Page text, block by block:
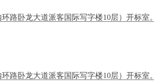
路卧龙大道派客国际写字楼10层）开标室。
路卧龙大道派客国际写字楼10层）开标室。